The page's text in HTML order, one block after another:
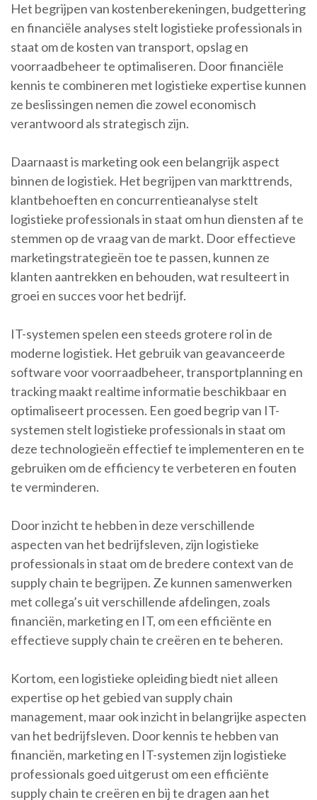
Het begrijpen van kostenberekeningen, budgettering
en financiële analyses stelt logistieke professionals in
staat om de kosten van transport, opslag en
voorraadbeheer te optimaliseren. Door financiële
kennis te combineren met logistieke expertise kunnen
ze beslissingen nemen die zowel economisch
verantwoord als strategisch zijn.
Daarnaast is marketing ook een belangrijk aspect
binnen de logistiek. Het begrijpen van markttrends,
klantbehoeften en concurrentieanalyse stelt
logistieke professionals in staat om hun diensten af te
stemmen op de vraag van de markt. Door effectieve
marketingstrategieën toe te passen, kunnen ze
klanten aantrekken en behouden, wat resulteert in
groei en succes voor het bedrijf.
IT-systemen spelen een steeds grotere rol in de
moderne logistiek. Het gebruik van geavanceerde
software voor voorraadbeheer, transportplanning en
tracking maakt realtime informatie beschikbaar en
optimaliseert processen. Een goed begrip van IT-
systemen stelt logistieke professionals in staat om
deze technologieën effectief te implementeren en te
gebruiken om de efficiency te verbeteren en fouten
te verminderen.
Door inzicht te hebben in deze verschillende
aspecten van het bedrijfsleven, zijn logistieke
professionals in staat om de bredere context van de
supply chain te begrijpen. Ze kunnen samenwerken
met collega’s uit verschillende afdelingen, zoals
financiën, marketing en IT, om een efficiënte en
effectieve supply chain te creëren en te beheren.
Kortom, een logistieke opleiding biedt niet alleen
expertise op het gebied van supply chain
management, maar ook inzicht in belangrijke aspecten
van het bedrijfsleven. Door kennis te hebben van
financiën, marketing en IT-systemen zijn logistieke
professionals goed uitgerust om een efficiënte
supply chain te creëren en bij te dragen aan het